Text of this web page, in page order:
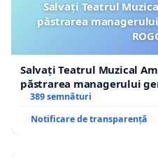
Salvați Teatrul
păstrarea
Salvați Teatrul Muzical
păstrarea managerului
ROGOJAN
389 semnături
Notificare de transparență